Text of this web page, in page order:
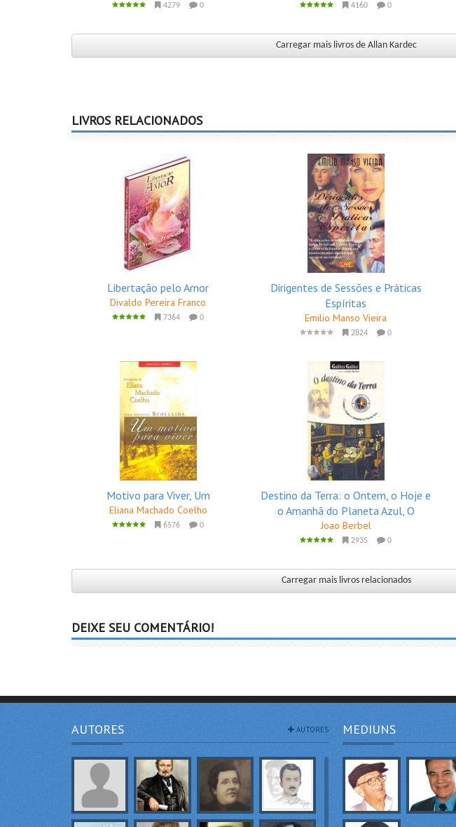
4279 0 4160 0
Carregar mais livros de Allan Kardec
LIVROS RELACIONADOS
Libertação pelo Amor
Divaldo Pereira Franco
7364 0
Dirigentes de Sessões e Práticas
Espíritas
Emilio Manso Vieira
2824 0
Motivo para Viver, Um
Eliana Machado Coelho
6576 0
Destino da Terra: o Ontem, o Hoje e
o Amanhã do Planeta Azul, O
Joao Berbel
2935 0
Carregar mais livros relacionados
DEIXE SEU COMENTÁRIO!
AUTORES AUTORES MEDIUNS